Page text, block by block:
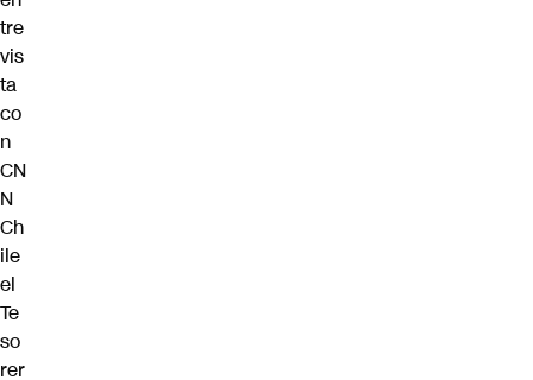
tre
vis
ta
co
n
CN
N
Ch
ile
el
Te
so
rer